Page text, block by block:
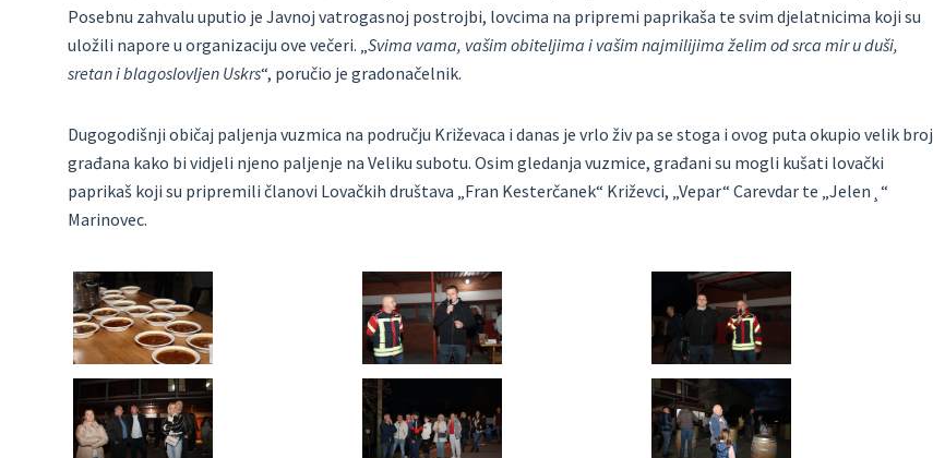
Posebnu zahvalu uputio je Javnoj vatrogasnoj postrojbi, lovcima na pripremi paprikaša te svim djelatnicima koji su
uložili napore u organizaciju ove večeri. „Svima vama, vašim obiteljima i vašim najmilijima želim od srca mir u duši,
sretan i blagoslovljen Uskrs“, poručio je gradonačelnik.
Dugogodišnji običaj paljenja vuzmica na području Križevaca i danas je vrlo živ pa se stoga i ovog puta okupio velik broj
građana kako bi vidjeli njeno paljenje na Veliku subotu. Osim gledanja vuzmice, građani su mogli kušati lovački
paprikaš koji su pripremili članovi Lovačkih društava „Fran Kesterčanek“ Križevci, „Vepar“ Carevdar te „Jelen¸“
Marinovec.